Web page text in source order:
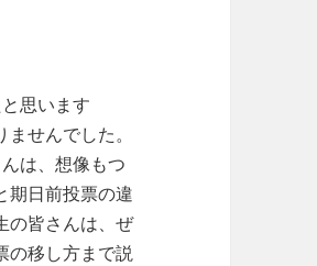
思います
せんでした。
は、想像もつ
期日前投票の違
の皆さんは、ぜ
の移し方まで説